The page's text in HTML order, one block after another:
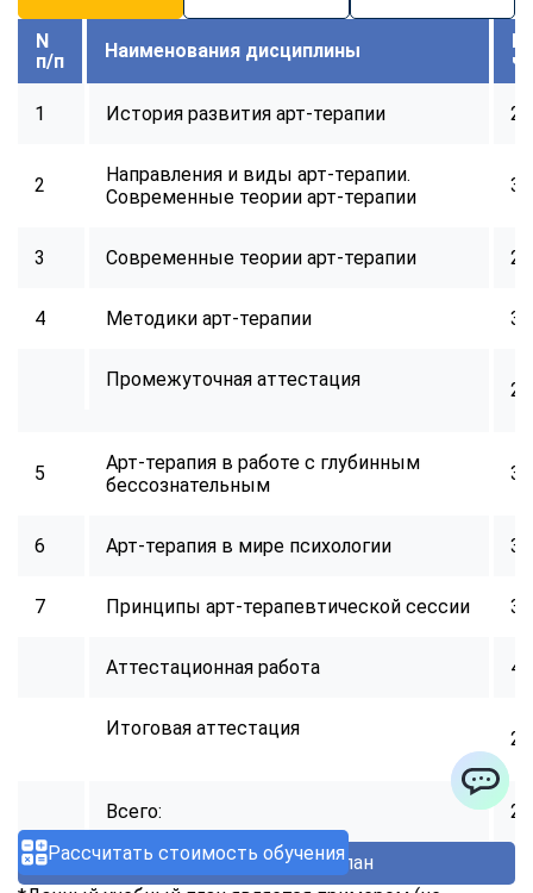
Рассчитать стоимость обучения
N
п/п
Наименования дисциплины
1 История развития арт-терапии 28
2
Направления и виды арт-терапии.
Современные теории арт-терапии
32
3 Современные теории арт-терапии 24
4 Методики арт-терапии 32
Промежуточная аттестация 2
5
Арт-терапия в работе с глубинным
бессознательным
32
6 Арт-терапия в мире психологии 32
7 Принципы арт-терапевтической сессии 32
Аттестационная работа 40
Итоговая аттестация 2
Всего:
Получить учебный план
Telegram WhatsApp